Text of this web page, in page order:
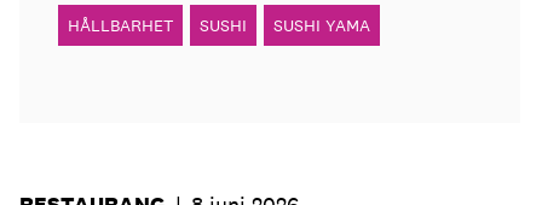
HÅLLBARHET SUSHI SUSHI YAMA